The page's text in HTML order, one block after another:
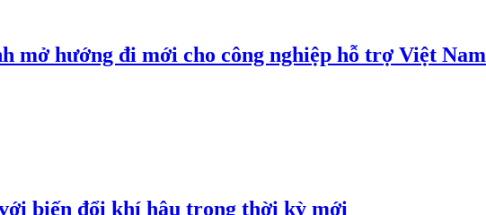
mở hướng đi mới cho công nghiệp hỗ trợ Việt Nam
biến đổi khí hậu trong thời kỳ mới